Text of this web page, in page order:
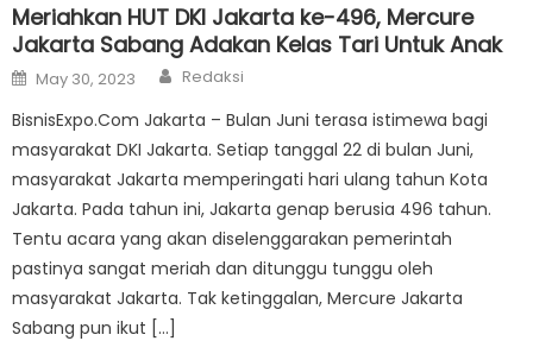
Meriahkan HUT DKI Jakarta ke-496, Mercure
Jakarta Sabang Adakan Kelas Tari Untuk Anak
Posted
on
May 30, 2023 Author
Redaksi
BisnisExpo.Com Jakarta – Bulan Juni terasa istimewa bagi
masyarakat DKI Jakarta. Setiap tanggal 22 di bulan Juni,
masyarakat Jakarta memperingati hari ulang tahun Kota
Jakarta. Pada tahun ini, Jakarta genap berusia 496 tahun.
Tentu acara yang akan diselenggarakan pemerintah
pastinya sangat meriah dan ditunggu tunggu oleh
masyarakat Jakarta. Tak ketinggalan, Mercure Jakarta
Sabang pun ikut […]